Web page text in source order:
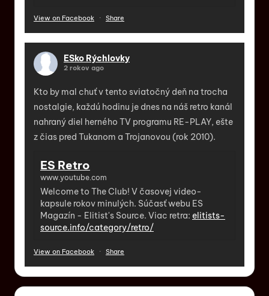
View on Facebook · Share
ESko Rýchlovky
2 rokov ago
Kto by mal chuť v tento sviatočný deň na trocha
nostalgie, každú hodinu je dnes na náš retro kanál
nahraný diel herného TV programu RE-PLAY, ešte
z čias pred Tukanom a Trojanovou (rok 2010).
ES Retro
www.youtube.com
Welcome to The Club! V časovej video-
kapsule rokov minulých. Súčasť webu ES
Magazín - Elitist's Source. Viac retra: elitists-
source.info/category/retro/
View on Facebook · Share